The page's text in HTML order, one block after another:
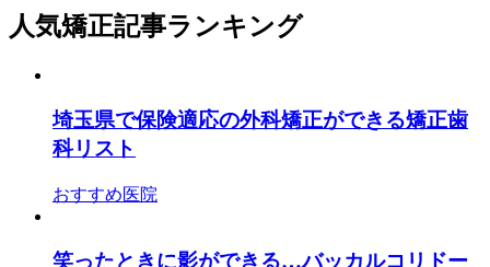
人気矯正記事ランキング
埼玉県で保険適応の外科矯正ができる矯正歯
科リスト
おすすめ医院
笑ったときに影ができる…バッカルコリドー